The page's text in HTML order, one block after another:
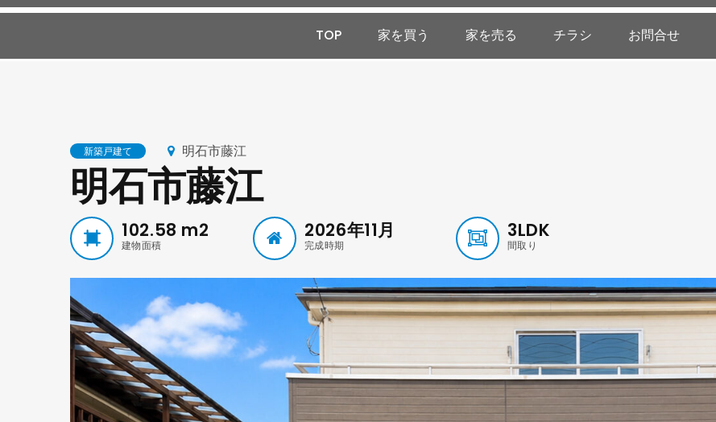
TOP 家を買う 家を売る チラシ お問合せ
新築戸建て 明石市藤江
明石市藤江
102.58 m2
建物面積
2026年11月
完成時期
3LDK
間取り